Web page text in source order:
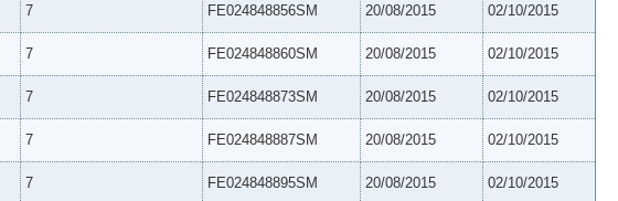
7 FE024848856SM 20/08/2015 02/10/2015
7 FE024848860SM 20/08/2015 02/10/2015
7 FE024848873SM 20/08/2015 02/10/2015
7 FE024848887SM 20/08/2015 02/10/2015
7 FE024848895SM 20/08/2015 02/10/2015